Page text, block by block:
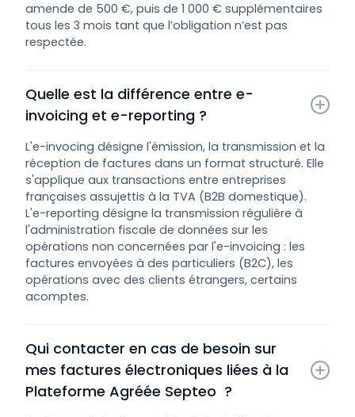
amende de 500 €, puis de 1 000 € supplémentaires
tous les 3 mois tant que l’obligation n’est pas
respectée.
Quelle est la différence entre e-
invoicing et e-reporting ?
L'e-invocing désigne l'émission, la transmission et la
réception de factures dans un format structuré. Elle
s'applique aux transactions entre entreprises
françaises assujettis à la TVA (B2B domestique).
L'e-reporting désigne la transmission régulière à
l'administration fiscale de données sur les
opérations non concernées par l'e-invoicing : les
factures envoyées à des particuliers (B2C), les
opérations avec des clients étrangers, certains
acomptes.
Qui contacter en cas de besoin sur
mes factures électroniques liées à la
Plateforme Agréée Septeo  ?